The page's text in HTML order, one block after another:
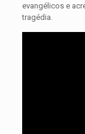
evangélicos e
tragédia.